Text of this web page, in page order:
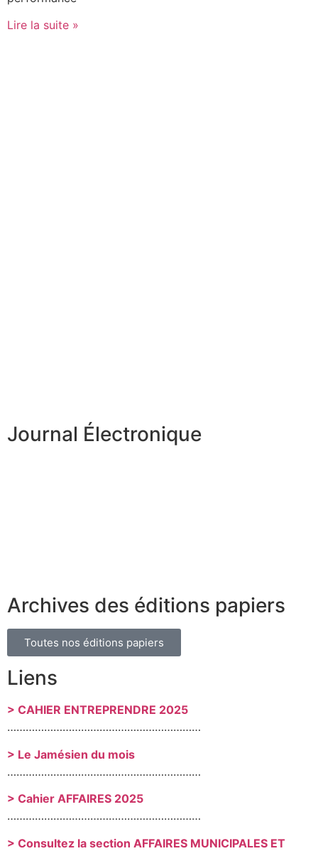
Lire la suite »
Journal Électronique
Archives des éditions papiers
Toutes nos éditions papiers
Liens
> CAHIER ENTREPRENDRE 2025
………………………………………………………
> Le Jamésien du mois
………………………………………………………
> Cahier AFFAIRES 2025
………………………………………………………
> Consultez la section AFFAIRES MUNICIPALES ET